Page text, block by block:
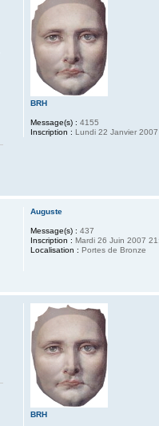
BRH
Message(s) : 4155
Inscription : Lundi 22 Janvier
Auguste
Message(s) : 437
Inscription : Mardi 26 Juin 2007
Localisation : Portes de Bronze
BRH